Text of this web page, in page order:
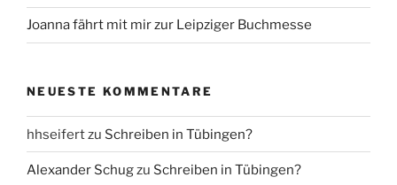
Joanna fährt mit mir zur Leipziger Buchmesse
NEUESTE KOMMENTARE
hhseifertzu Schreiben in Tübingen?
Alexander Schugzu Schreiben in Tübingen?